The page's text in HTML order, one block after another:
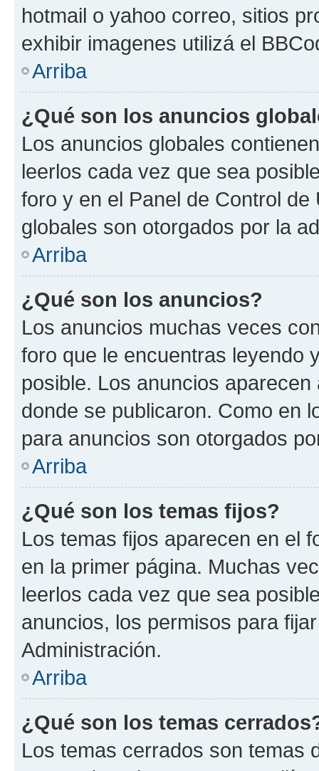
hotmail o yahoo correo, sitios
exhibir imagenes utilizá el
Arriba
¿Qué son los anuncios
Los anuncios globales
leerlos cada vez que sea
foro y en el Panel de Control
globales son otorgados por la
Arriba
¿Qué son los anuncios?
Los anuncios muchas veces
foro que le encuentras leyendo
posible. Los anuncios
donde se publicaron. Como en
para anuncios son otorgados
Arriba
¿Qué son los temas fijos?
Los temas fijos aparecen en el
en la primer página. Muchas
leerlos cada vez que sea
anuncios, los permisos para
Administración.
Arriba
¿Qué son los temas
Los temas cerrados son temas